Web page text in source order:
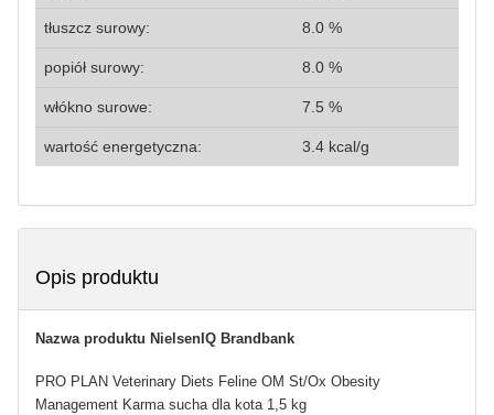
tłuszcz surowy: 8.0 %
popiół surowy: 8.0 %
włókno surowe: 7.5 %
wartość energetyczna: 3.4 kcal/g
Opis produktu
Nazwa produktu NielsenIQ Brandbank
PRO PLAN Veterinary Diets Feline OM St/Ox Obesity
Management Karma sucha dla kota 1,5 kg